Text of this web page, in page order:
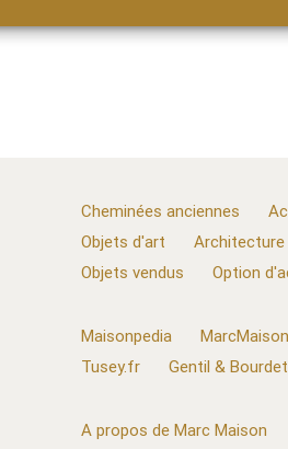
Cheminées anciennes
Objets d'art
Architecture
Objets vendus
Option
Maisonpedia
Tusey.fr
Gentil &
A propos de Marc Maison